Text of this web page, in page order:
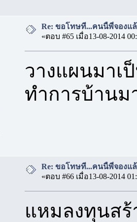
Re: ขอโทษที...คนนี้พี่จองแล้
«ตอบ #65 เมื่อ13-08-2014
วางแผนมาเ
ทำการบ้านม
Re: ขอโทษที...คนนี้พี่จองแล้
«ตอบ #66 เมื่อ13-08-2014
แหมลงทุนสร้